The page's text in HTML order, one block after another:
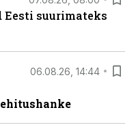
Eesti suurimateks
06.08.26, 14:44